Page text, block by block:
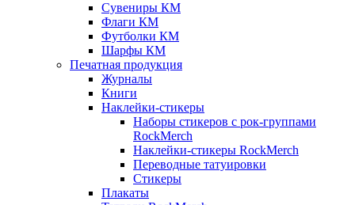
Сувениры КМ
Флаги КМ
Футболки КМ
Шарфы КМ
Печатная продукция
Журналы
Книги
Наклейки-стикеры
Наборы стикеров с рок-группами
RockMerch
Наклейки-стикеры RockMerch
Переводные татуировки
Стикеры
Плакаты